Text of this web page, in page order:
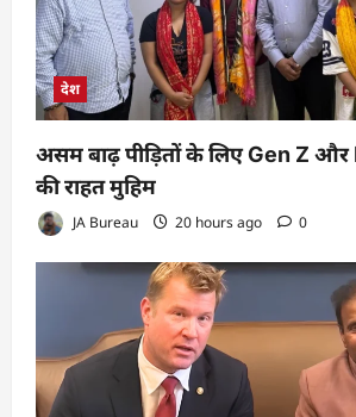
देश
असम बाढ़ पीड़ितों के लिए Gen Z और
की राहत मुहिम
JA Bureau 20 hours ago 0